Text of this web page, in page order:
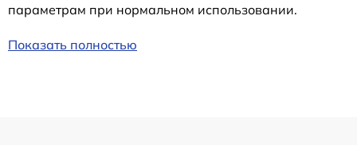
параметрам при нормальном использовании.
Показать полностью